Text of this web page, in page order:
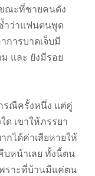
ณะที่ชายคนดัง
ำว่าแฟนตนพูด
การบาดเจ็บมี
และ ยังมีรอย
ณีครั้งหนึ่ง แต่คู่
เขาให้ภรรยา
กได้ค่าเสียหายให้
บหน้าเลย ทั้งนี้ตน
พราะที่บ้านมีแค่ตน